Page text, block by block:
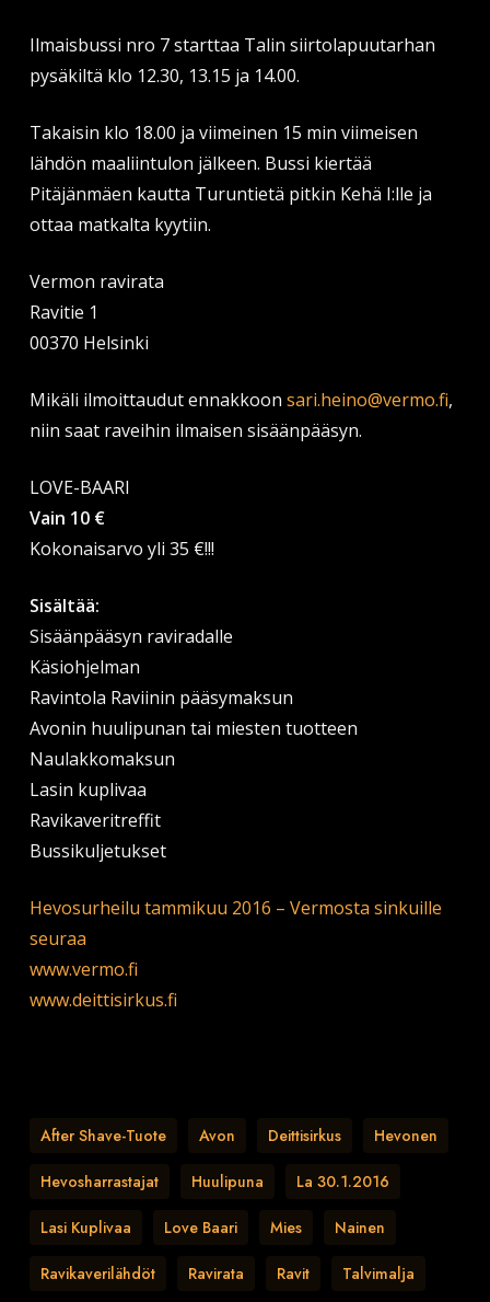
Ilmaisbussi nro 7 starttaa Talin siirtolapuutarhan
pysäkiltä klo 12.30, 13.15 ja 14.00.
Takaisin klo 18.00 ja viimeinen 15 min viimeisen
lähdön maaliintulon jälkeen. Bussi kiertää
Pitäjänmäen kautta Turuntietä pitkin Kehä I:lle ja
ottaa matkalta kyytiin.
Vermon ravirata
Ravitie 1
00370 Helsinki
Mikäli ilmoittaudut ennakkoon sari.heino@vermo.fi,
niin saat raveihin ilmaisen sisäänpääsyn.
LOVE-BAARI
Vain 10 €
Kokonaisarvo yli 35 €!!!
Sisältää:
Sisäänpääsyn raviradalle
Käsiohjelman
Ravintola Raviinin pääsymaksun
Avonin huulipunan tai miesten tuotteen
Naulakkomaksun
Lasin kuplivaa
Ravikaveritreffit
Bussikuljetukset
Hevosurheilu tammikuu 2016 – Vermosta sinkuille
seuraa
www.vermo.fi
www.deittisirkus.fi
After Shave-Tuote Avon Deittisirkus Hevonen
Hevosharrastajat Huulipuna La 30.1.2016
Lasi Kuplivaa Love Baari Mies Nainen
Ravikaverilähdöt Ravirata Ravit Talvimalja